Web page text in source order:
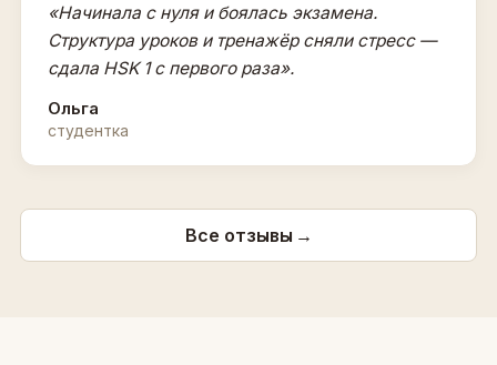
«Начинала с нуля и боялась экзамена.
Структура уроков и тренажёр сняли стресс —
сдала HSK 1 с первого раза».
Ольга
студентка
Все отзывы →